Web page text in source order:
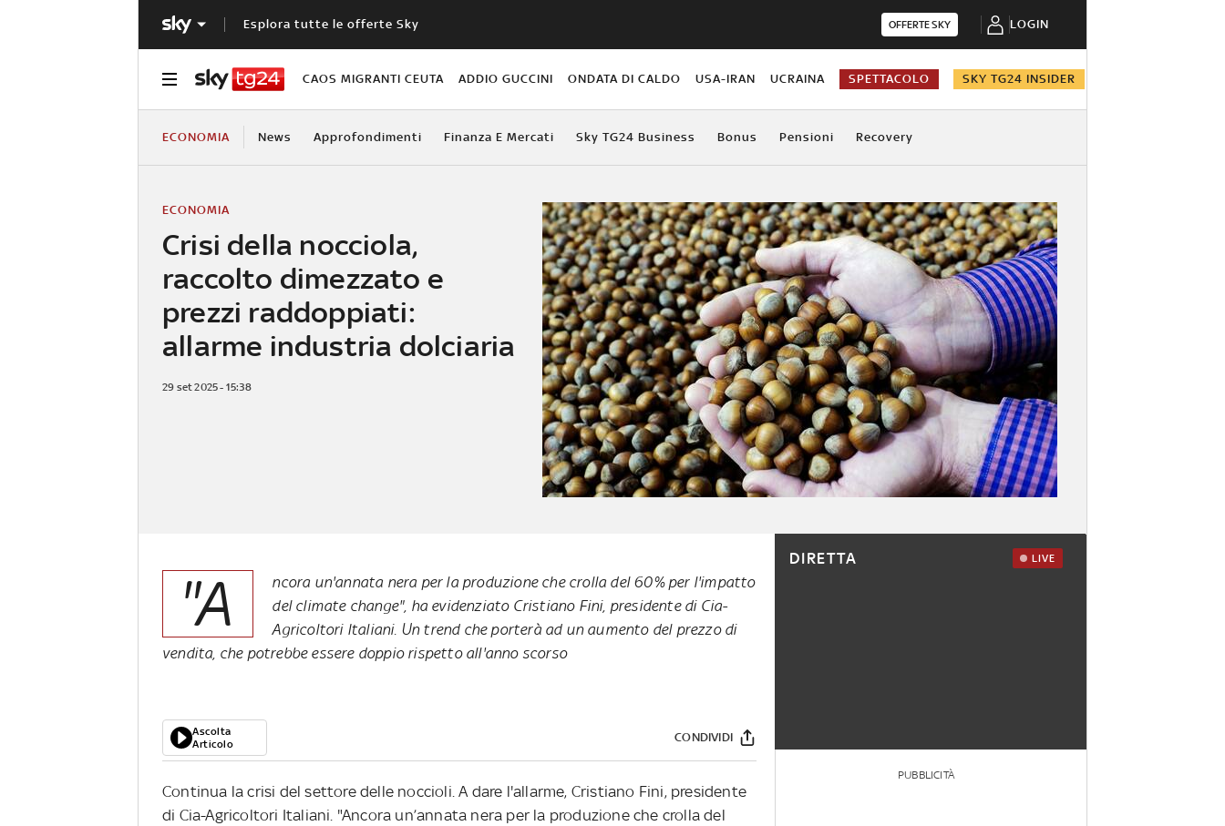
Esplora tutte le offerte Sky OFFERTE SKY LOGIN
CAOS MIGRANTI CEUTA ADDIO GUCCINI ONDATA DI CALDO USA-IRAN UCRAINA SPETTACOLO SKY TG24 INSIDER
ECONOMIA News Approfondimenti Finanza E Mercati Sky TG24 Business Bonus Pensioni Recovery
Crisi della nocciola,
raccolto dimezzato e
prezzi raddoppiati:
allarme industria dolciaria
ECONOMIA
29 set 2025 - 15:38
"A
ncora un'annata nera per la produzione che crolla del 60% per l'impatto
del climate change", ha evidenziato Cristiano Fini, presidente di Cia-
Agricoltori Italiani. Un trend che porterà ad un aumento del prezzo di
vendita, che potrebbe essere doppio rispetto all'anno scorso
Ascolta
Articolo
CONDIVIDI
Continua la crisi del settore delle noccioli. A dare l'allarme, Cristiano Fini, presidente
di Cia-Agricoltori Italiani. "Ancora un’annata nera per la produzione che crolla del
DIRETTA LIVE
PUBBLICITÀ